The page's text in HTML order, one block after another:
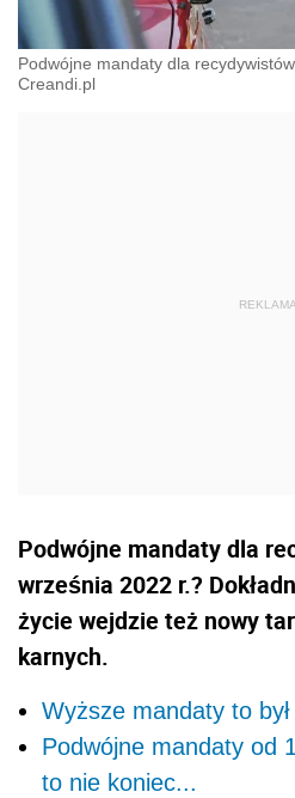
Podwójne mandaty dla
Creandi.pl
Podwójne mandaty dla
września 2022 r.?
życie wejdzie też nowy
karnych.
Wyższe mandaty to
Podwójne mandaty od
to nie koniec...